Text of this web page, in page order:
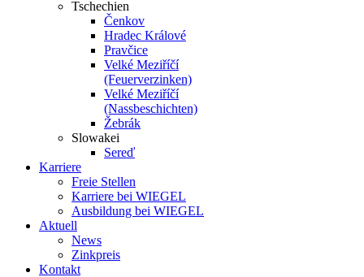
Tschechien
Čenkov
Hradec Králové
Pravčice
Velké Meziříčí
(Feuerverzinken)
Velké Meziříčí
(Nassbeschichten)
Žebrák
Slowakei
Sereď
Karriere
Freie Stellen
Karriere bei WIEGEL
Ausbildung bei WIEGEL
Aktuell
News
Zinkpreis
Kontakt